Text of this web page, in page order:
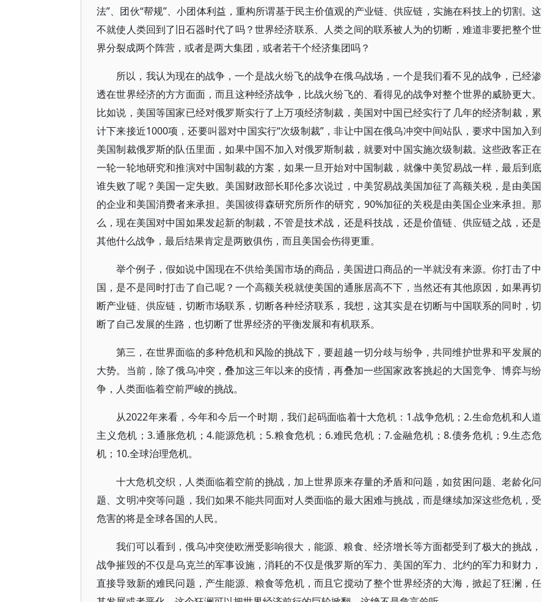
法”、团伙“帮规”、小团体利益，重构所谓基于民主价值观的产业链、供应链，实施在科技上的切割。这
不就使人类回到了旧石器时代了吗？世界经济联系、人类之间的联系被人为的切断，难道非要把整个世
界分裂成两个阵营，或者是两大集团，或者若干个经济集团吗？
所以，我认为现在的战争，一个是战火纷飞的战争在俄乌战场，一个是我们看不见的战争，已经渗
透在世界经济的方方面面，而且这种经济战争，比战火纷飞的、看得见的战争对整个世界的威胁更大。
比如说，美国等国家已经对俄罗斯实行了上万项经济制裁，美国对中国已经实行了几年的经济制裁，累
计下来接近1000项，还要叫嚣对中国实行“次级制裁”，非让中国在俄乌冲突中间站队，要求中国加入到
美国制裁俄罗斯的队伍里面，如果中国不加入对俄罗斯制裁，就要对中国实施次级制裁。这些政客正在
一轮一轮地研究和推演对中国制裁的方案，如果一旦开始对中国制裁，就像中美贸易战一样，最后到底
谁失败了呢？美国一定失败。美国财政部长耶伦多次说过，中美贸易战美国加征了高额关税，是由美国
的企业和美国消费者来承担。美国彼得森研究所所作的研究，90%加征的关税是由美国企业来承担。那
么，现在美国对中国如果发起新的制裁，不管是技术战，还是科技战，还是价值链、供应链之战，还是
其他什么战争，最后结果肯定是两败俱伤，而且美国会伤得更重。
举个例子，假如说中国现在不供给美国市场的商品，美国进口商品的一半就没有来源。你打击了中
国，是不是同时打击了自己呢？一个高额关税就使美国的通胀居高不下，当然还有其他原因，如果再切
断产业链、供应链，切断市场联系，切断各种经济联系，我想，这其实是在切断与中国联系的同时，切
断了自己发展的生路，也切断了世界经济的平衡发展和有机联系。
第三，在世界面临的多种危机和风险的挑战下，要超越一切分歧与纷争，共同维护世界和平发展的
大势。当前，除了俄乌冲突，叠加这三年以来的疫情，再叠加一些国家政客挑起的大国竞争、博弈与纷
争，人类面临着空前严峻的挑战。
从2022年来看，今年和今后一个时期，我们起码面临着十大危机：1.战争危机；2.生命危机和人道
主义危机；3.通胀危机；4.能源危机；5.粮食危机；6.难民危机；7.金融危机；8.债务危机；9.生态危
机；10.全球治理危机。
十大危机交织，人类面临着空前的挑战，加上世界原来存量的矛盾和问题，如贫困问题、老龄化问
题、文明冲突等问题，我们如果不能共同面对人类面临的最大困难与挑战，而是继续加深这些危机，受
危害的将是全球各国的人民。
我们可以看到，俄乌冲突使欧洲受影响很大，能源、粮食、经济增长等方面都受到了极大的挑战，
战争摧毁的不仅是乌克兰的军事设施，消耗的不仅是俄罗斯的军力、美国的军力、北约的军力和财力，
直接导致新的难民问题，产生能源、粮食等危机，而且它搅动了整个世界经济的大海，掀起了狂澜，任